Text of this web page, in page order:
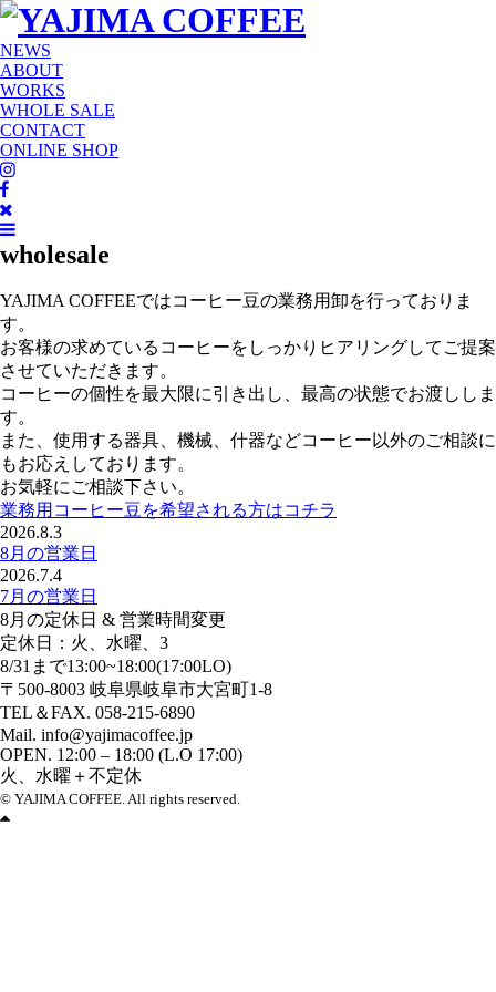
NEWS
ABOUT
WORKS
WHOLE SALE
CONTACT
ONLINE SHOP
wholesale
YAJIMA COFFEEではコーヒー豆の業務用卸を行っておりま
す。
お客様の求めているコーヒーをしっかりヒアリングしてご提案
させていただきます。
コーヒーの個性を最大限に引き出し、最高の状態でお渡ししま
す。
また、使用する器具、機械、什器などコーヒー以外のご相談に
もお応えしております。
お気軽にご相談下さい。
業務用コーヒー豆を希望される方はコチラ
2026.8.3
8月の営業日
2026.7.4
7月の営業日
8月の定休日 & 営業時間変更
定休日：火、水曜、3
8/31まで13:00~18:00(17:00LO)
〒500-8003 岐阜県岐阜市大宮町1-8
TEL＆FAX. 058-215-6890
Mail. info@yajimacoffee.jp
OPEN. 12:00 – 18:00 (L.O 17:00)
火、水曜＋不定休
© YAJIMA COFFEE. All rights reserved.